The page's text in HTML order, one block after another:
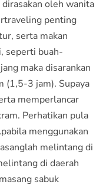
oleh wanita
penting
serta makan
seperti buah-
maka disarankan
(1,5-3 jam). Supaya
memperlancar
Perhatikan pula
menggunakan
melintang di
di daerah
sabuk